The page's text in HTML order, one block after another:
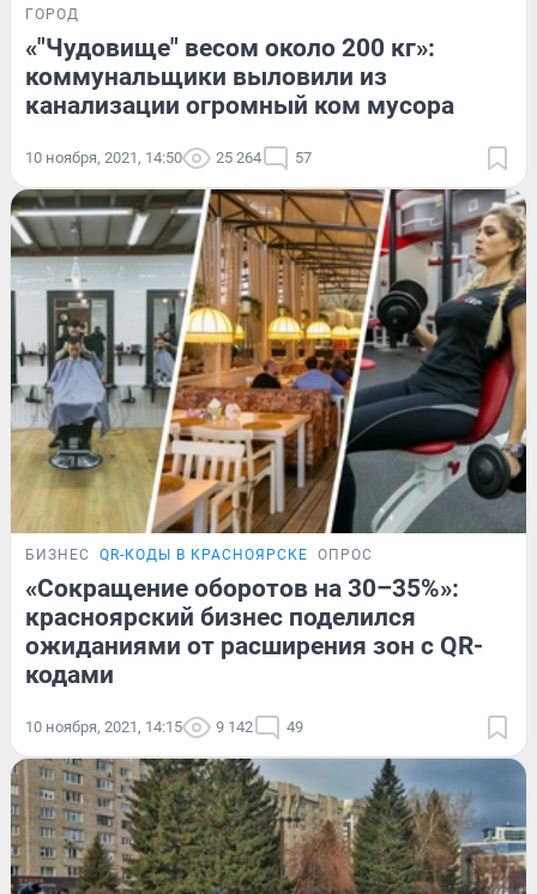
ГОРОД
«"Чудовище" весом около 200 кг»:
коммунальщики выловили из
канализации огромный ком мусора
10 ноября, 2021, 14:50 25 264 57
БИЗНЕС QR-КОДЫ В КРАСНОЯРСКЕ ОПРОС
«Сокращение оборотов на 30–35%»:
красноярский бизнес поделился
ожиданиями от расширения зон с QR-
кодами
10 ноября, 2021, 14:15 9 142 49